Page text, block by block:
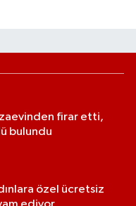
firar etti,
bulundu
özel ücretsiz